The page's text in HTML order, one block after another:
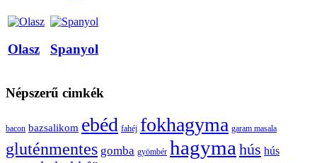
Olasz Spanyol
Népszerű cimkék
bacon bazsalikom ebéd fahéj fokhagyma garam masala
gluténmentes gomba gyömbér hagymahús hús